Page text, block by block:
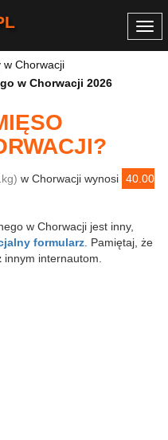
w Chorwacji
w Chorwacji 2026
w Chorwacji wynosi 40.00
w Chorwacji jest inny,
formularz . Pamiętaj, że
innym internautom.